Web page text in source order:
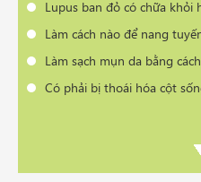
Lupus ban đỏ có chữa khỏi
Làm cách nào để nang
Làm sạch mụn da bằng
Có phải bị thoái hóa cột